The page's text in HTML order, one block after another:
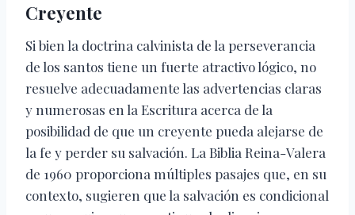
Creyente
Si bien la doctrina calvinista de la perseverancia
de los santos tiene un fuerte atractivo lógico, no
resuelve adecuadamente las advertencias claras
y numerosas en la Escritura acerca de la
posibilidad de que un creyente pueda alejarse de
la fe y perder su salvación. La Biblia Reina-Valera
de 1960 proporciona múltiples pasajes que, en su
contexto, sugieren que la salvación es condicional